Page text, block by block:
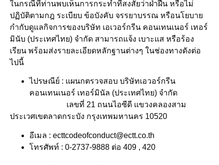
ในกรณีที่ท่านพบเห็นการกระทำที่สงสัยว่าฝ่าฝืน หรือไม่
ปฏิบัติตามกฎ ระเบียบ ข้อบังคับ จรรยาบรรณ หรือนโยบาย
กำกับดูแลกิจการของบริษัท เอเวอร์กรีน คอนเทนเนอร์ เทอร์
มินับ (ประเทศไทย) จำกัด สามารถแจ้ง เบาะแส หรือร้อง
เรียน พร้อมส่งรายละเอียดหลักฐานต่างๆ ในช่องทางดังต่อ
ไปนี้
ไปรษณีย์ : แผนกตรวจสอบ บริษัทเอวอร์กรีน
คอนเทนเนอร์ เทอร์มินัล (ประเทศไทย) จำกัด
เลขที่ 21 ถนนไอซีดี แขวงคลองสาม
ประเวศเขตลาดกระบัง กรุงเทพมหานคร 10520
อีเมล : ecttcodeofconduct@ectt.co.th
โทรศัพท์ : 0-2737-9888 ต่อ 409 , 420